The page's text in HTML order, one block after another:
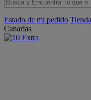
Estado de mi pedido
Canarias